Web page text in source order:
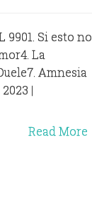
9901. Si esto no
La
Amnesia
|
Read More